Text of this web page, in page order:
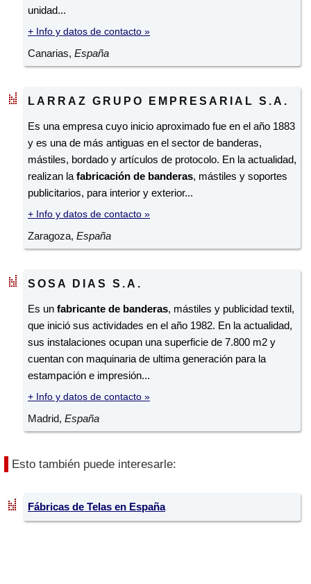
unidad...
+ Info y datos de contacto »
Canarias, España
LARRAZ GRUPO EMPRESARIAL S.A.
Es una empresa cuyo inicio aproximado fue en el año 1883
y es una de más antiguas en el sector de banderas,
mástiles, bordado y artículos de protocolo. En la actualidad,
realizan la fabricación de banderas, mástiles y soportes
publicitarios, para interior y exterior...
+ Info y datos de contacto »
Zaragoza, España
SOSA DIAS S.A.
Es un fabricante de banderas, mástiles y publicidad textil,
que inició sus actividades en el año 1982. En la actualidad,
sus instalaciones ocupan una superficie de 7.800 m2 y
cuentan con maquinaria de ultima generación para la
estampación e impresión...
+ Info y datos de contacto »
Madrid, España
Esto también puede interesarle:
Fábricas de Telas en España